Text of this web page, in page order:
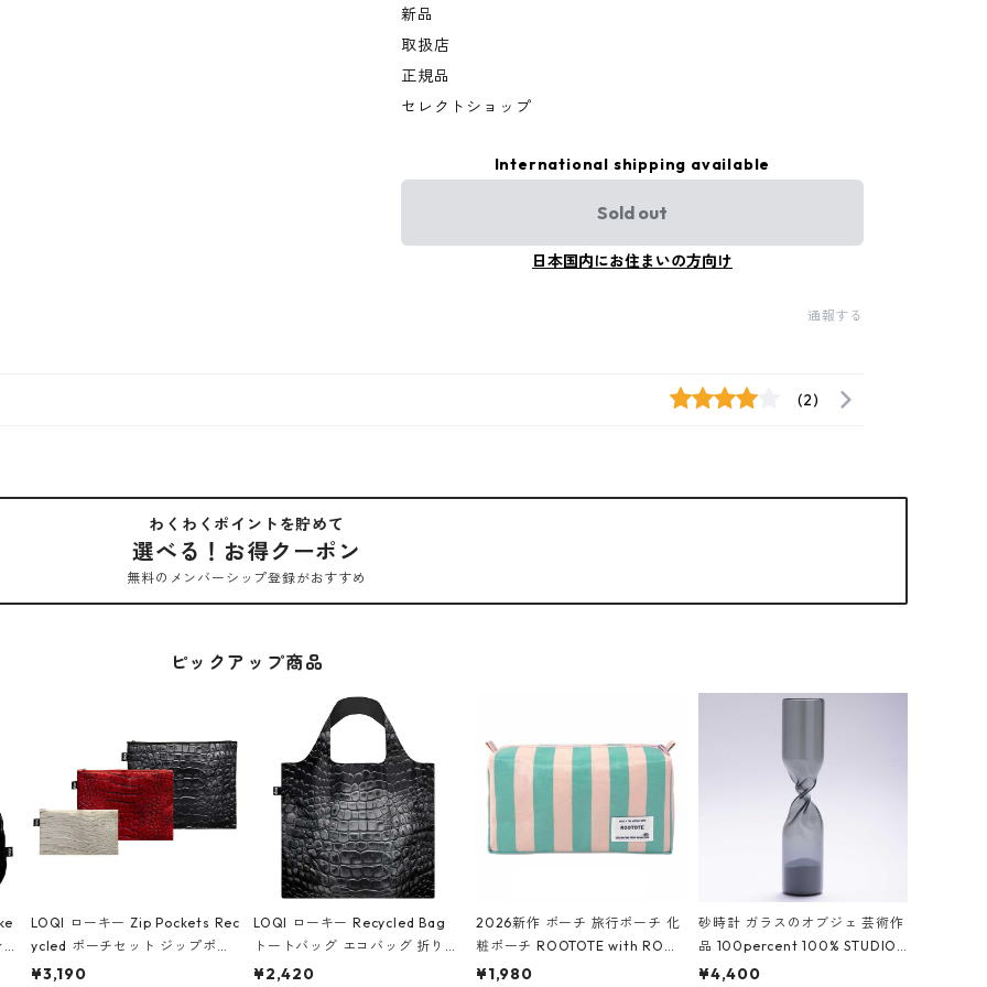
新品
取扱店
正規品
セレクトショップ
International shipping available
Sold out
日本国内にお住まいの方向け
通報する
(2)
わくわくポイントを貯めて
選べる！お得クーポン
無料のメンバーシップ登録がおすすめ
ピックアップ商品
LOQI ローキー Zip Pockets Rec
ycled ポーチセット ジップポケ
ット ファスナーポーチ 撥水加工
¥3,190
LOQI ローキー Recycled Bag
トートバッグ エコバッグ 折りた
たみ 大きめ 撥水加工 収納ポー
¥2,420
2026新作 ポーチ 旅行ポーチ 化
粧ポーチ ROOTOTE with ROO
pouch 3532 ルートート WR.ポ
¥1,980
砂時計 ガラスのオブジェ 芸術作
品 100percent 100% STUDIO
COHAKU Timeless 100パーセ
¥4,400